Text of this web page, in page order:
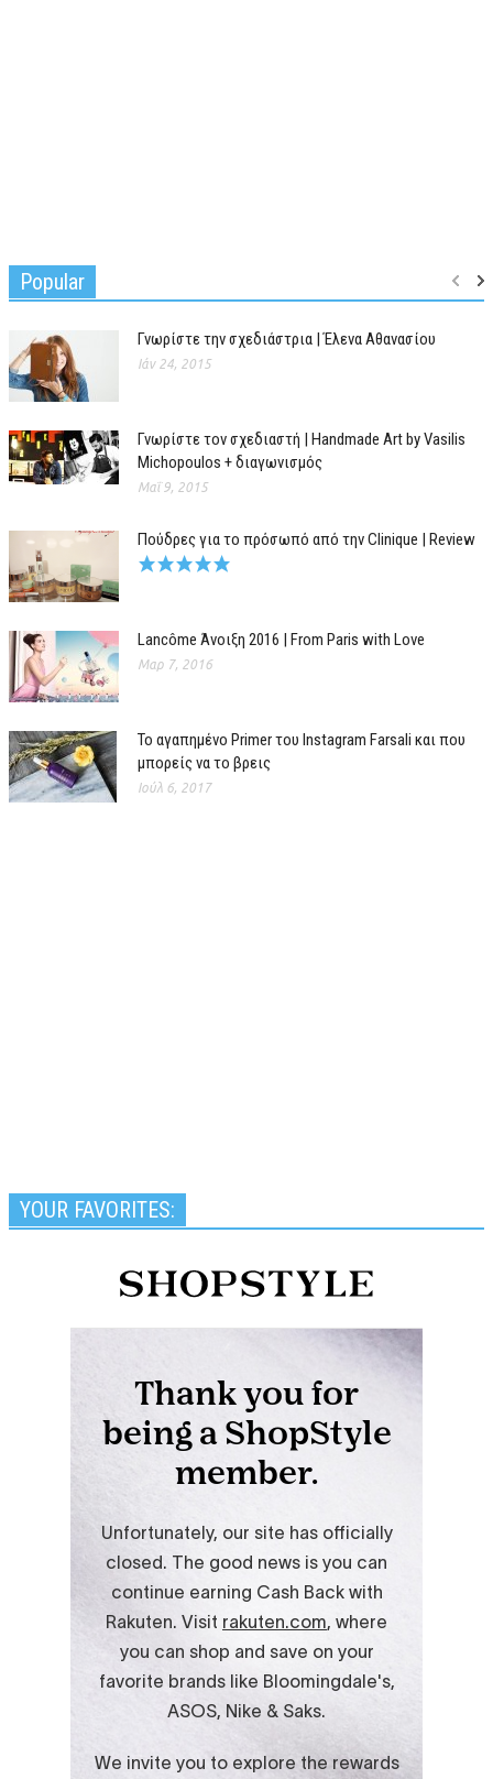
Popular
Γνωρίστε την σχεδιάστρια | Έλενα Αθανασίου
Ιάν 24, 2015
Γνωρίστε τον σχεδιαστή | Handmade Art by Vasilis
Michopoulos + διαγωνισμός
Μαΐ 9, 2015
Πούδρες για το πρόσωπό από την Clinique | Review
Lancôme Άνοιξη 2016 | From Paris with Love
Μαρ 7, 2016
Το αγαπημένο Primer του Instagram Farsali και που
μπορείς να το βρεις
Ιούλ 6, 2017
YOUR FAVORITES: